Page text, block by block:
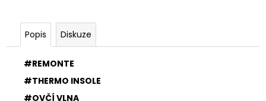
Popis Diskuze
#REMONTE
#THERMO INSOLE
#OVČÍ VLNA